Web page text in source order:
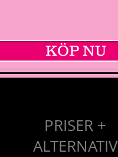
KÖP NU
PRISER +
ALTERNATIV